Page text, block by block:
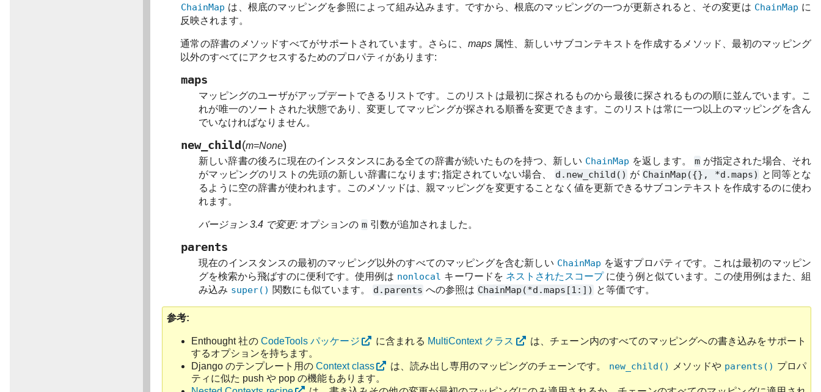
ChainMap は、根底のマッピングを参照によって組み込みます。ですから、根底のマッピングの一つが更新されると、その変更は ChainMap に
反映されます。
通常の辞書のメソッドすべてがサポートされています。さらに、 maps属性、新しいサブコンテキストを作成するメソッド、最初のマッピング
以外のすべてにアクセスするためのプロパティがあります:
maps
マッピングのユーザがアップデートできるリストです。このリストは最初に探されるものから最後に探されるものの順に並んでいます。こ
れが唯一のソートされた状態であり、変更してマッピングが探される順番を変更できます。このリストは常に一つ以上のマッピングを含ん
でいなければなりません。
new_child(m=None)
新しい辞書の後ろに現在のインスタンスにある全ての辞書が続いたものを持つ、新しい ChainMap を返します。 m が指定された場合、それ
がマッピングのリストの先頭の新しい辞書になります; 指定されていない場合、
d.new_child() が ChainMap({}, *d.maps) と同等とな
るように空の辞書が使われます。このメソッドは、親マッピングを変更することなく値を更新できるサブコンテキストを作成するのに使わ
れます。
バージョン 3.4 で変更: オプションの m 引数が追加されました。
parents
現在のインスタンスの最初のマッピング以外のすべてのマッピングを含む新しい ChainMap を返すプロパティです。これは最初のマッピン
グを検索から飛ばすのに便利です。使用例は nonlocal キーワードを ネストされたスコープに使う例と似ています。この使用例はまた、組
み込み super() 関数にも似ています。 d.parents への参照は ChainMap(*d.maps[1:]) と等価です。
参考
Enthought 社の CodeTools パッケージ に含まれる MultiContext クラス
は、チェーン内のすべてのマッピングへの書き込みをサポート
するオプションを持ちます。
Django のテンプレート用のContext class は、読み出し専用のマッピングのチェーンです。 new_child() メソッドや parents() プロパ
ティに似た push や pop の機能もあります。